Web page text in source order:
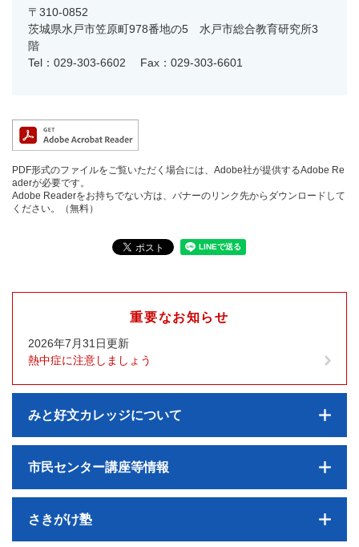
〒310-0852
茨城県水戸市笠原町978番地の5 水戸市総合教育研究所3
階
Tel：029-303-6602
Fax：029-303-6601
PDF形式のファイルをご覧いただく場合には、Adobe社が提供するAdobe Re
aderが必要です。
Adobe Readerをお持ちでない方は、バナーのリンク先からダウンロードして
ください。（無料）
重要なお知らせ
2026年7月31日更新
熱中症に注意しましょう
みと好文カレッジについて
市民センター講座等情報
さきがけ塾